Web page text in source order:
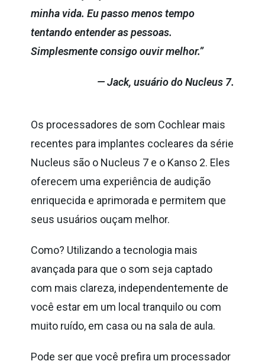
minha vida. Eu passo menos tempo
tentando entender as pessoas.
Simplesmente consigo ouvir melhor.”
— Jack, usuário do Nucleus 7.
Os processadores de som Cochlear mais
recentes para implantes cocleares da série
Nucleus são o Nucleus 7 e o Kanso 2. Eles
oferecem uma experiência de audição
enriquecida e aprimorada e permitem que
seus usuários ouçam melhor.
Como? Utilizando a tecnologia mais
avançada para que o som seja captado
com mais clareza, independentemente de
você estar em um local tranquilo ou com
muito ruído, em casa ou na sala de aula.
Pode ser que você prefira um processador